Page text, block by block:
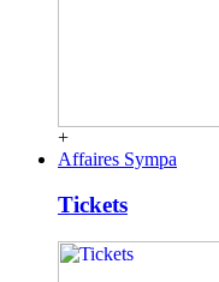
+
Affaires Sympa
Tickets